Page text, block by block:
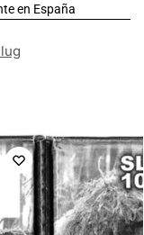
en España